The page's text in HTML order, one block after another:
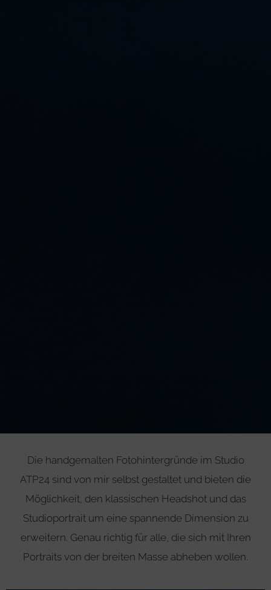
Die handgemalten Fotohintergründe im Studio
ATP24 sind von mir selbst gestaltet und bieten die
Möglichkeit, den klassischen Headshot und das
Studioportrait um eine spannende Dimension zu
erweitern. Genau richtig für alle, die sich mit Ihren
Portraits von der breiten Masse abheben wollen.